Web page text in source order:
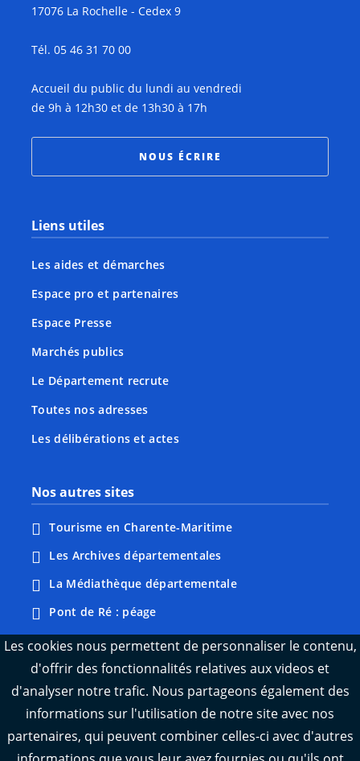
17076 La Rochelle - Cedex 9
Tél. 05 46 31 70 00
Accueil du public du lundi au vendredi
de 9h à 12h30 et de 13h30 à 17h
NOUS ÉCRIRE
Liens utiles
Les aides et démarches
Espace pro et partenaires
Espace Presse
Marchés publics
Le Département recrute
Toutes nos adresses
Les délibérations et actes
Nos autres sites
Tourisme en Charente-Maritime
Les Archives départementales
La Médiathèque départementale
Pont de Ré : péage
Webcams : Ré info trafic
Webcams : Oléron info trafic
Manger 17
L'Observatoire des territoires de Charente-
Les cookies nous permettent de personnaliser le contenu,
d'offrir des fonctionnalités relatives aux videos et
d'analyser notre trafic. Nous partageons également des
informations sur l'utilisation de notre site avec nos
partenaires, qui peuvent combiner celles-ci avec d'autres